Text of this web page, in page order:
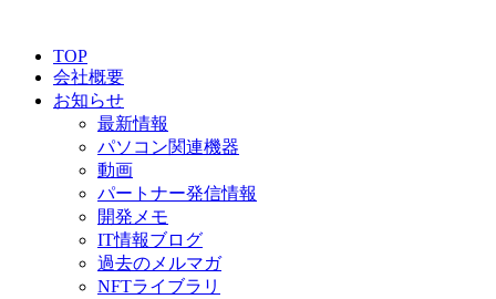
TOP
会社概要
お知らせ
最新情報
パソコン関連機器
動画
パートナー発信情報
開発メモ
IT情報ブログ
過去のメルマガ
NFTライブラリ